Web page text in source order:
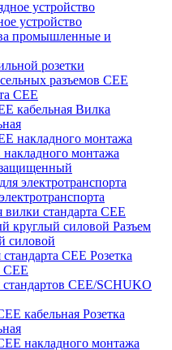
устройство
промышленные и
розетки
разъемов CEE
CEE
Вилка
монтажа
электротранспорта
стандарта CEE
Разъем
силовой
Розетка
CEE
стандартов CEE/SCHUKO
Розетка